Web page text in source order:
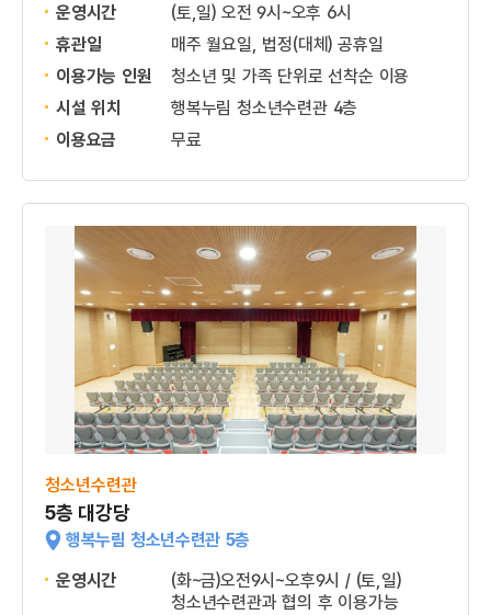
운영시간
(토,일) 오전 9시~오후 6시
휴관일
매주 월요일, 법정(대체) 공휴일
이용가능 인원
청소년 및 가족 단위로 선착순 이용
시설 위치
행복누림 청소년수련관 4층
이용요금
무료
청소년수련관
5층 대강당
행복누림 청소년수련관 5층
운영시간
(화~금)오전9시~오후9시 / (토,일)
청소년수련관과 협의 후 이용가능